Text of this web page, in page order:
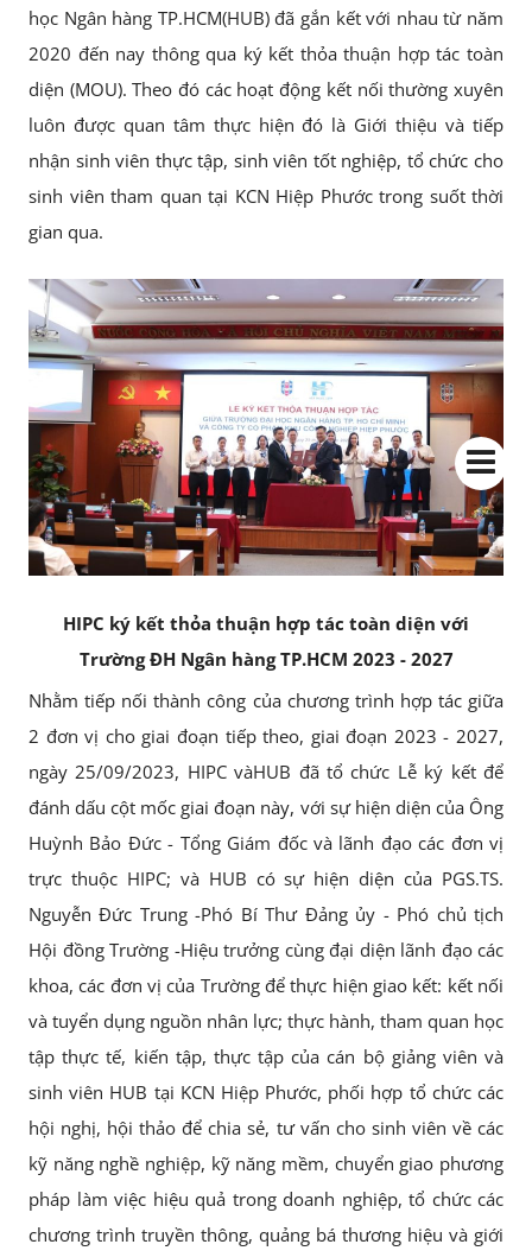
học Ngân hàng TP.HCM(HUB) đã gắn kết với nhau từ năm
2020 đến nay thông qua ký kết thỏa thuận hợp tác toàn
diện (MOU). Theo đó các hoạt động kết nối thường xuyên
luôn được quan tâm thực hiện đó là Giới thiệu và tiếp
nhận sinh viên thực tập, sinh viên tốt nghiệp, tổ chức cho
sinh viên tham quan tại KCN Hiệp Phước trong suốt thời
gian qua.
HIPC ký kết thỏa thuận hợp tác toàn diện với
Trường ĐH Ngân hàng TP.HCM 2023 - 2027
Nhằm tiếp nối thành công của chương trình hợp tác giữa
2 đơn vị cho giai đoạn tiếp theo, giai đoạn 2023 - 2027,
ngày 25/09/2023, HIPC vàHUB đã tổ chức Lễ ký kết để
đánh dấu cột mốc giai đoạn này, với sự hiện diện của Ông
Huỳnh Bảo Đức - Tổng Giám đốc và lãnh đạo các đơn vị
trực thuộc HIPC; và HUB có sự hiện diện của PGS.TS.
Nguyễn Đức Trung -Phó Bí Thư Đảng ủy - Phó chủ tịch
Hội đồng Trường -Hiệu trưởng cùng đại diện lãnh đạo các
khoa, các đơn vị của Trường để thực hiện giao kết: kết nối
và tuyển dụng nguồn nhân lực; thực hành, tham quan học
tập thực tế, kiến tập, thực tập của cán bộ giảng viên và
sinh viên HUB tại KCN Hiệp Phước, phối hợp tổ chức các
hội nghị, hội thảo để chia sẻ, tư vấn cho sinh viên về các
kỹ năng nghề nghiệp, kỹ năng mềm, chuyển giao phương
pháp làm việc hiệu quả trong doanh nghiệp, tổ chức các
chương trình truyền thông, quảng bá thương hiệu và giới